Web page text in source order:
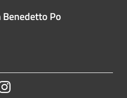
Benedetto Po
Instagram